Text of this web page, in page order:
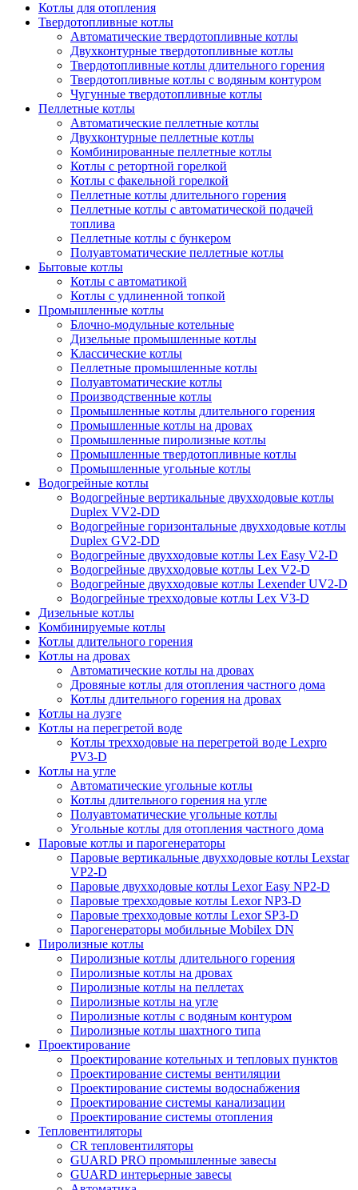
Котлы для отопления
Твердотопливные котлы
Автоматические твердотопливные котлы
Двухконтурные твердотопливные котлы
Твердотопливные котлы длительного горения
Твердотопливные котлы с водяным контуром
Чугунные твердотопливные котлы
Пеллетные котлы
Автоматические пеллетные котлы
Двухконтурные пеллетные котлы
Комбинированные пеллетные котлы
Котлы с ретортной горелкой
Котлы с факельной горелкой
Пеллетные котлы длительного горения
Пеллетные котлы с автоматической подачей
топлива
Пеллетные котлы с бункером
Полуавтоматические пеллетные котлы
Бытовые котлы
Котлы с автоматикой
Котлы с удлиненной топкой
Промышленные котлы
Блочно-модульные котельные
Дизельные промышленные котлы
Классические котлы
Пеллетные промышленные котлы
Полуавтоматические котлы
Производственные котлы
Промышленные котлы длительного горения
Промышленные котлы на дровах
Промышленные пиролизные котлы
Промышленные твердотопливные котлы
Промышленные угольные котлы
Водогрейные котлы
Водогрейные вертикальные двухходовые котлы
Duplex VV2-DD
Водогрейные горизонтальные двухходовые котлы
Duplex GV2-DD
Водогрейные двухходовые котлы Lex Easy V2-D
Водогрейные двухходовые котлы Lex V2-D
Водогрейные двухходовые котлы Lexender UV2-D
Водогрейные трехходовые котлы Lex V3-D
Дизельные котлы
Комбинируемые котлы
Котлы длительного горения
Котлы на дровах
Автоматические котлы на дровах
Дровяные котлы для отопления частного дома
Котлы длительного горения на дровах
Котлы на лузге
Котлы на перегретой воде
Котлы трехходовые на перегретой воде Lexpro
PV3-D
Котлы на угле
Автоматические угольные котлы
Котлы длительного горения на угле
Полуавтоматические угольные котлы
Угольные котлы для отопления частного дома
Паровые котлы и парогенераторы
Паровые вертикальные двухходовые котлы Lexstar
VP2-D
Паровые двухходовые котлы Lexor Easy NP2-D
Паровые трехходовые котлы Lexor NP3-D
Паровые трехходовые котлы Lexor SP3-D
Парогенераторы мобильные Mobilex DN
Пиролизные котлы
Пиролизные котлы длительного горения
Пиролизные котлы на дровах
Пиролизные котлы на пеллетах
Пиролизные котлы на угле
Пиролизные котлы с водяным контуром
Пиролизные котлы шахтного типа
Проектирование
Проектирование котельных и тепловых пунктов
Проектирование системы вентиляции
Проектирование системы водоснабжения
Проектирование системы канализации
Проектирование системы отопления
Тепловентиляторы
CR тепловентиляторы
GUARD PRO промышленные завесы
GUARD интерьерные завесы